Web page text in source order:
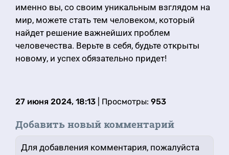
именно вы, со своим уникальным взглядом на
мир, можете стать тем человеком, который
найдет решение важнейших проблем
человечества. Верьте в себя, будьте открыты
новому, и успех обязательно придет!
27 июня 2024, 18:13 | Просмотры: 953
Добавить новый комментарий
Для добавления комментария, пожалуйста